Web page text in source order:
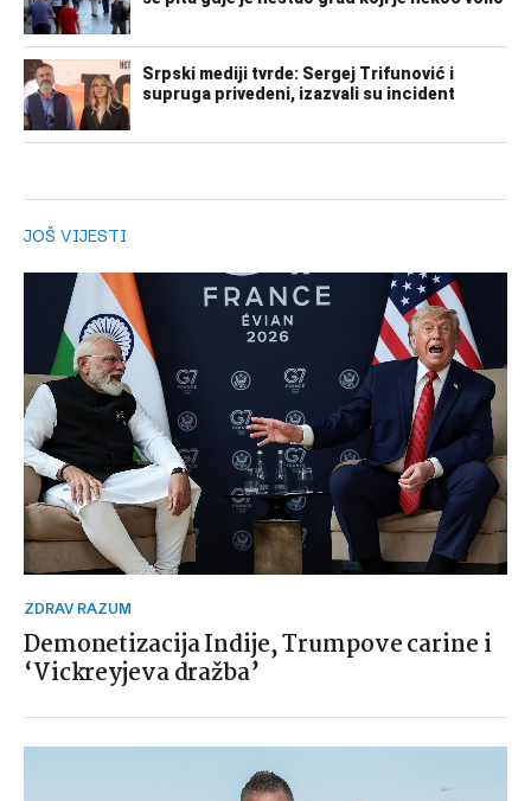
JOŠ VIJESTI
ZDRAV RAZUM
Demonetizacija Indije, Trumpove carine i
‘Vickreyjeva dražba’